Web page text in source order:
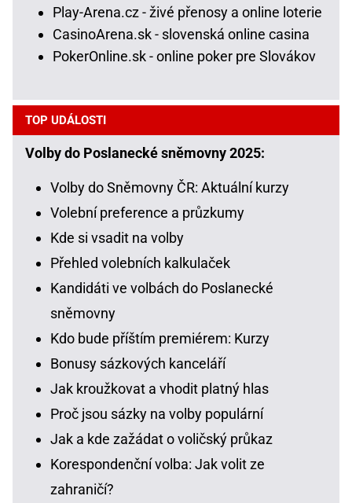
Play-Arena.cz - živé přenosy a online loterie
CasinoArena.sk - slovenská online casina
PokerOnline.sk - online poker pre Slovákov
TOP UDÁLOSTI
Volby do Poslanecké sněmovny 2025:
Volby do Sněmovny ČR: Aktuální kurzy
Volební preference a průzkumy
Kde si vsadit na volby
Přehled volebních kalkulaček
Kandidáti ve volbách do Poslanecké
sněmovny
Kdo bude příštím premiérem: Kurzy
Bonusy sázkových kanceláří
Jak kroužkovat a vhodit platný hlas
Proč jsou sázky na volby populární
Jak a kde zažádat o voličský průkaz
Korespondenční volba: Jak volit ze
zahraničí?